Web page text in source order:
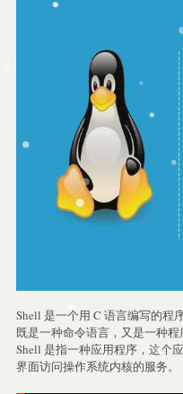
Shell 是一个用 C 语言编写的程
既是一种命令语言，又是一种程
​Shell 是指一种应用程序，这个
界面访问操作系统内核的服务。